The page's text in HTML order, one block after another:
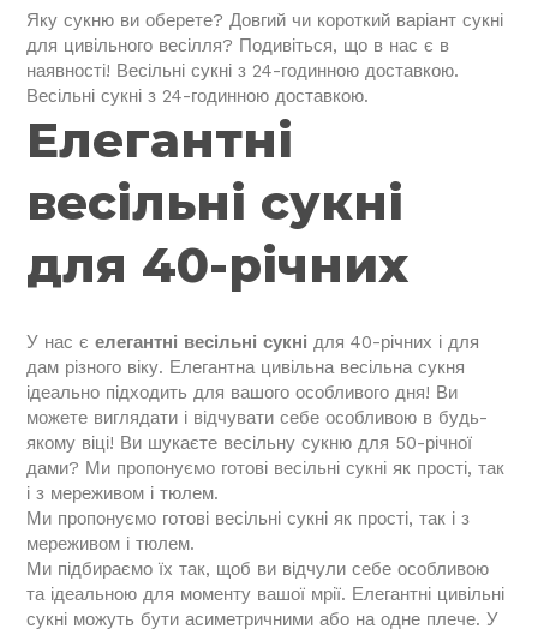
Яку сукню ви оберете? Довгий чи короткий варіант сукні
для цивільного весілля? Подивіться, що в нас є в
наявності! Весільні сукні з 24-годинною доставкою.
Весільні сукні з 24-годинною доставкою.
Елегантні
весільні сукні
для 40-річних
У нас єелегантні весільні сукні для 40-річних і для
дам різного віку. Елегантна цивільна весільна сукня
ідеально підходить для вашого особливого дня! Ви
можете виглядати і відчувати себе особливою в будь-
якому віці! Ви шукаєте весільну сукню для 50-річної
дами? Ми пропонуємо готові весільні сукні як прості, так
і з мереживом і тюлем.
Ми пропонуємо готові весільні сукні як прості, так і з
мереживом і тюлем.
Ми підбираємо їх так, щоб ви відчули себе особливою
та ідеальною для моменту вашої мрії. Елегантні цивільні
сукні можуть бути асиметричними або на одне плече. У